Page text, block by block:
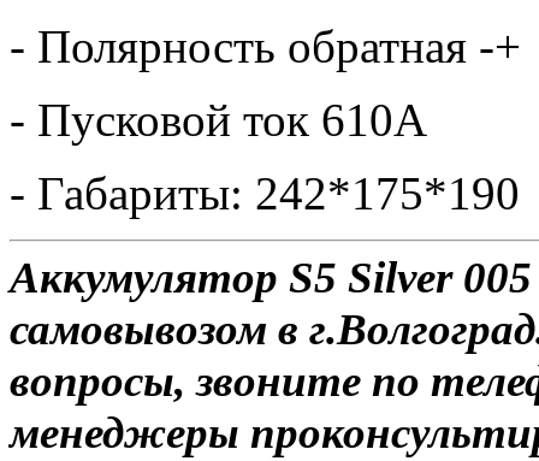
- Полярность обратная -+
- Пусковой ток 610А
- Габариты: 242*175*190
Аккумулятор S5 Silver
самовывозом в
вопросы, звоните по
менеджеры